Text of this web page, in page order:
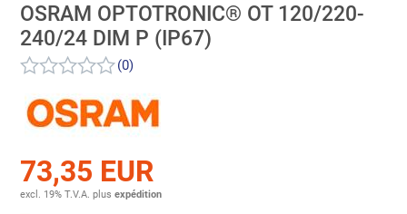
OSRAM OPTOTRONIC® OT 120/220-
240/24 DIM P (IP67)
(0)
73,35 EUR
excl. 19% T.V.A. plus expédition